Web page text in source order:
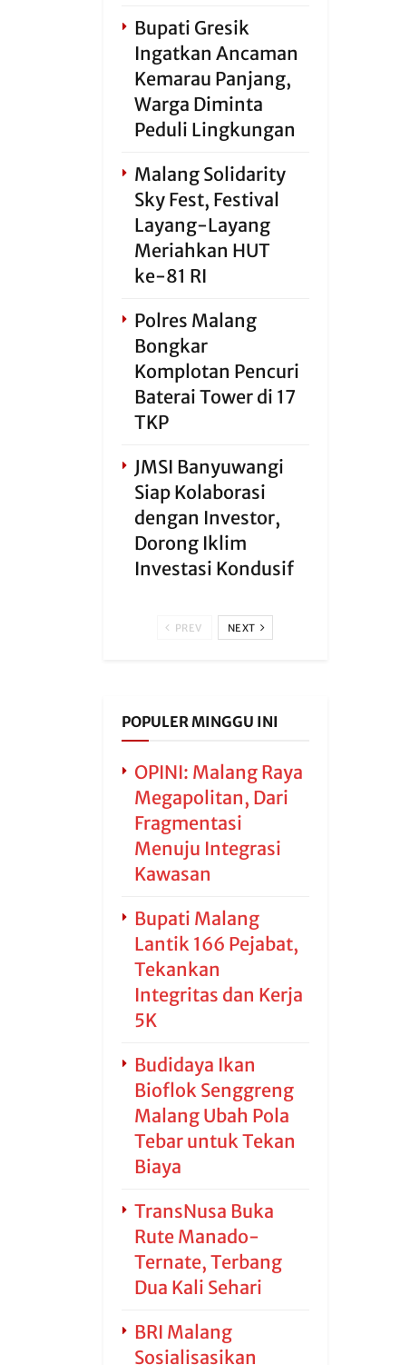
Bupati Gresik
Ingatkan Ancaman
Kemarau Panjang,
Warga Diminta
Peduli Lingkungan
Malang Solidarity
Sky Fest, Festival
Layang-Layang
Meriahkan HUT
ke-81 RI
Polres Malang
Bongkar
Komplotan Pencuri
Baterai Tower di 17
TKP
JMSI Banyuwangi
Siap Kolaborasi
dengan Investor,
Dorong Iklim
Investasi Kondusif
PREV NEXT
POPULER MINGGU INI
OPINI: Malang Raya
Megapolitan, Dari
Fragmentasi
Menuju Integrasi
Kawasan
Bupati Malang
Lantik 166 Pejabat,
Tekankan
Integritas dan Kerja
5K
Budidaya Ikan
Bioflok Senggreng
Malang Ubah Pola
Tebar untuk Tekan
Biaya
TransNusa Buka
Rute Manado-
Ternate, Terbang
Dua Kali Sehari
BRI Malang
Sosialisasikan